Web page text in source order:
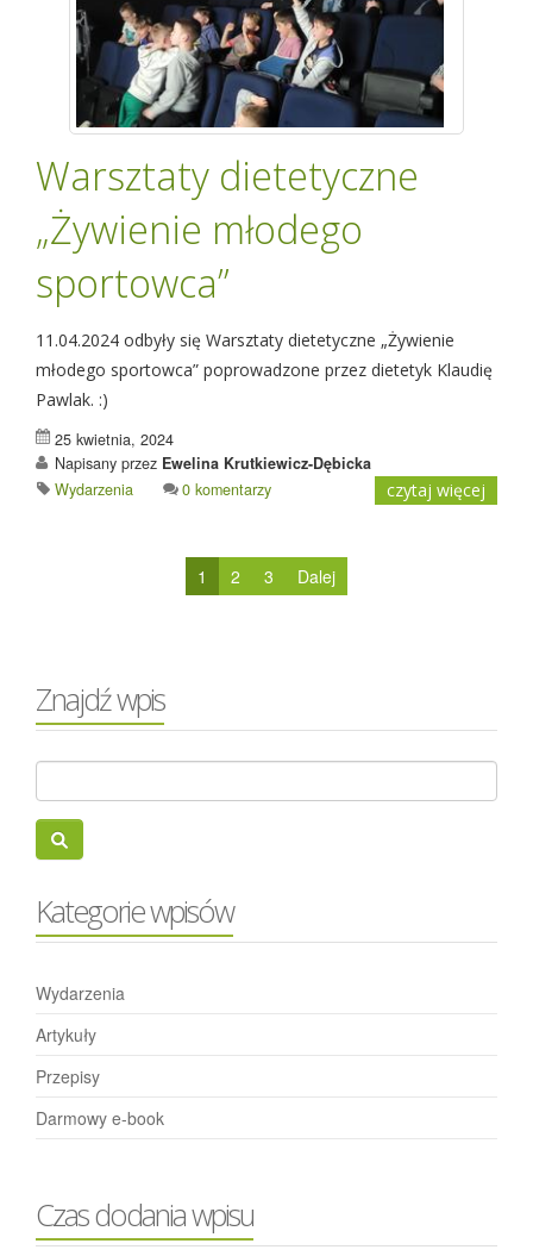
Warsztaty dietetyczne
„Żywienie młodego
sportowca”
11.04.2024 odbyły się Warsztaty dietetyczne „Żywienie
młodego sportowca” poprowadzone przez dietetyk Klaudię
Pawlak. :)
25 kwietnia, 2024
Napisany przez Ewelina Krutkiewicz-Dębicka
Wydarzenia
0 komentarzy czytaj więcej
1 2 3 Dalej
Znajdź wpis
Kategorie wpisów
Wydarzenia
Artykuły
Przepisy
Darmowy e-book
Czas dodania wpisu